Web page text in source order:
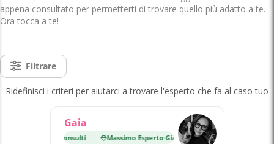
appena consultato per permetterti di trovare quello più adatto a te.
Ora tocca a te!
Filtrare
Ridefinisci i criteri per aiutarci a trovare l'esperto che fa al caso tuo
Gaia
Già 15 000 consulti Massimo Esperto·Già 15 000 consulti